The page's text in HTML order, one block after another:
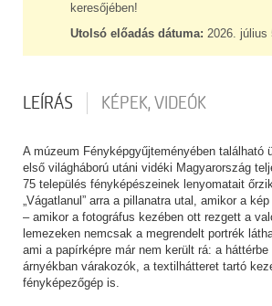
keresőjében!
Utolsó előadás dátuma: 2026. július
LEÍRÁS KÉPEK, VIDEÓK
A múzeum Fényképgyűjteményében található
első világháború utáni vidéki Magyarország
75 település fényképészeinek lenyomatait
„Vágatlanul” arra a pillanatra utal, amikor a
– amikor a fotográfus kezében ott rezgett a
lemezeken nemcsak a megrendelt portrék
ami a papírképre már nem került rá: a
árnyékban várakozók, a textilhátteret tartó
fényképezőgép is.